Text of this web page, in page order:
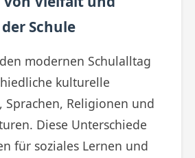
Schule
modernen Schulalltag
kulturelle
Religionen und
Diese Unterschiede
für soziales Lernen und